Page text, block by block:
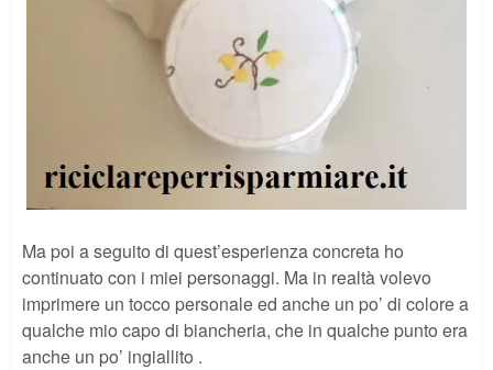
Ma poi a seguito di quest’esperienza concreta ho
continuato con i miei personaggi. Ma in realtà volevo
imprimere un tocco personale ed anche un po’ di colore a
qualche mio capo di biancheria, che in qualche punto era
anche un po’ ingiallito .